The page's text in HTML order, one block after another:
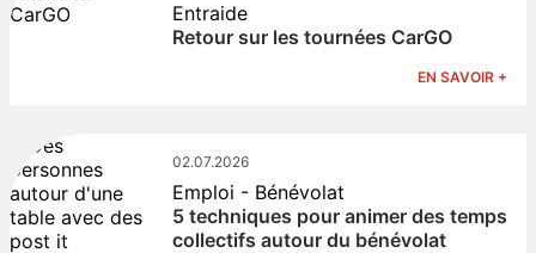
Entraide
Retour sur les tournées CarGO
EN SAVOIR +
02.07.2026
Emploi - Bénévolat
5 techniques pour animer des temps
collectifs autour du bénévolat